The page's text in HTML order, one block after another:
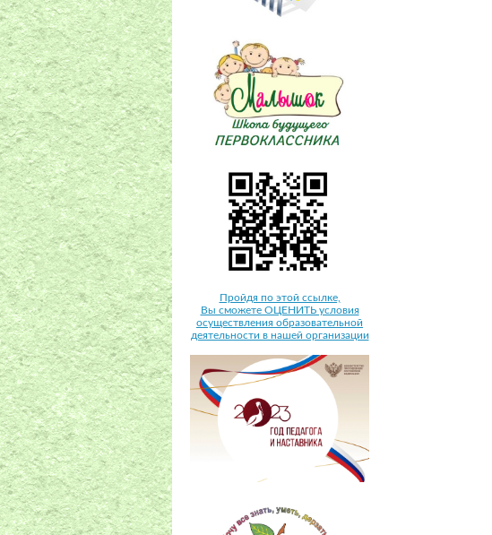
Пройдя по этой ссылке,
Вы сможете ОЦЕНИТЬ условия
осуществления образовательной
деятельности в нашей организации